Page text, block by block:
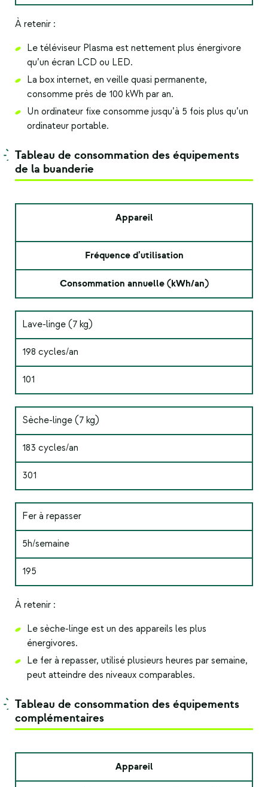
À retenir :
Le téléviseur Plasma est nettement plus énergivore
qu’un écran LCD ou LED.
La box internet, en veille quasi permanente,
consomme près de 100 kWh par an.
Un ordinateur fixe consomme jusqu’à 5 fois plus qu’un
ordinateur portable.
Tableau de consommation des équipements
de la buanderie
Appareil
Fréquence d’utilisation
Consommation annuelle (kWh/an)
Lave-linge (7 kg)
198 cycles/an
101
Sèche-linge (7 kg)
183 cycles/an
301
Fer à repasser
5h/semaine
195
À retenir :
Le sèche-linge est un des appareils les plus
énergivores.
Le fer à repasser, utilisé plusieurs heures par semaine,
peut atteindre des niveaux comparables.
Tableau de consommation des équipements
complémentaires
Appareil